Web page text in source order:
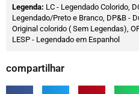
Legenda: LC - Legendado Colorido,
Legendado/Preto e Branco, DP&B -
Original colorido ( Sem Legendas),
LESP - Legendado em Espanhol
compartilhar